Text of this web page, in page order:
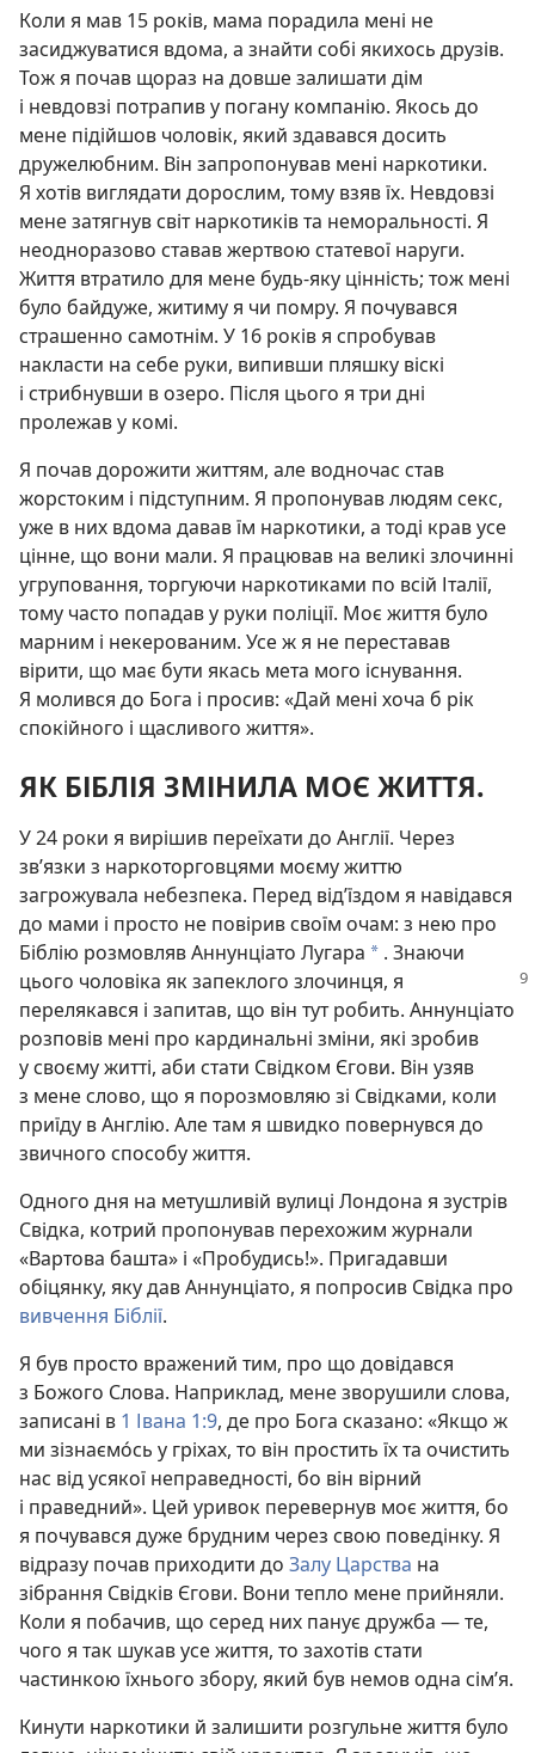
Коли я мав 15 років, мама порадила мені не
засиджуватися вдома, а знайти собі якихось друзів.
Тож я почав щораз на довше залишати дім
і невдовзі потрапив у погану компанію. Якось до
мене підійшов чоловік, який здавався досить
дружелюбним. Він запропонував мені наркотики.
Я хотів виглядати дорослим, тому взяв їх. Невдовзі
мене затягнув світ наркотиків та неморальності. Я
неодноразово ставав жертвою статевої наруги.
Життя втратило для мене будь-яку цінність; тож мені
було байдуже, житиму я чи помру. Я почувався
страшенно самотнім. У 16 років я спробував
накласти на себе руки, випивши пляшку віскі
і стрибнувши в озеро. Після цього я три дні
пролежав у комі.
Я почав дорожити життям, але водночас став
жорстоким і підступним. Я пропонував людям секс,
уже в них вдома давав їм наркотики, а тоді крав усе
цінне, що вони мали. Я працював на великі злочинні
угруповання, торгуючи наркотиками по всій Італії,
тому часто попадав у руки поліції. Моє життя було
марним і некерованим. Усе ж я не переставав
вірити, що має бути якась мета мого існування.
Я молився до Бога і просив: «Дай мені хоча б рік
спокійного і щасливого життя».
ЯК БІБЛІЯ ЗМІНИЛА МОЄ ЖИТТЯ.
У 24 роки я вирішив переїхати до Англії. Через
зв’язки з наркоторговцями моєму життю
загрожувала небезпека. Перед від’їздом я навідався
до мами і просто не повірив своїм очам: з нею про
Біблію розмовляв Аннунціато Лугара a . Знаючи
цього чоловіка як запеклого злочинця, я
перелякався і запитав, що він тут робить. Аннунціато
розповів мені про кардинальні зміни, які зробив
у своєму житті, аби стати Свідком Єгови. Він узяв
з мене слово, що я порозмовляю зі Свідками, коли
приїду в Англію. Але там я швидко повернувся до
звичного способу життя.
Одного дня на метушливій вулиці Лондона я зустрів
Свідка, котрий пропонував перехожим журнали
«Вартова башта» і «Пробудись!». Пригадавши
обіцянку, яку дав Аннунціато, я попросив Свідка про
вивчення Біблії.
Я був просто вражений тим, про що довідався
з Божого Слова. Наприклад, мене зворушили слова,
записані в 1 Івана 1:9, де про Бога сказано: «Якщо ж
ми зізнаємо́сь у гріхах, то він простить їх та очистить
нас від усякої неправедності, бо він вірний
і праведний». Цей уривок перевернув моє життя, бо
я почувався дуже брудним через свою поведінку. Я
відразу почав приходити до Залу Царства на
зібрання Свідків Єгови. Вони тепло мене прийняли.
Коли я побачив, що серед них панує дружба — те,
чого я так шукав усе життя, то захотів стати
частинкою їхнього збору, який був немов одна сім’я.
Кинути наркотики й залишити розгульне життя було